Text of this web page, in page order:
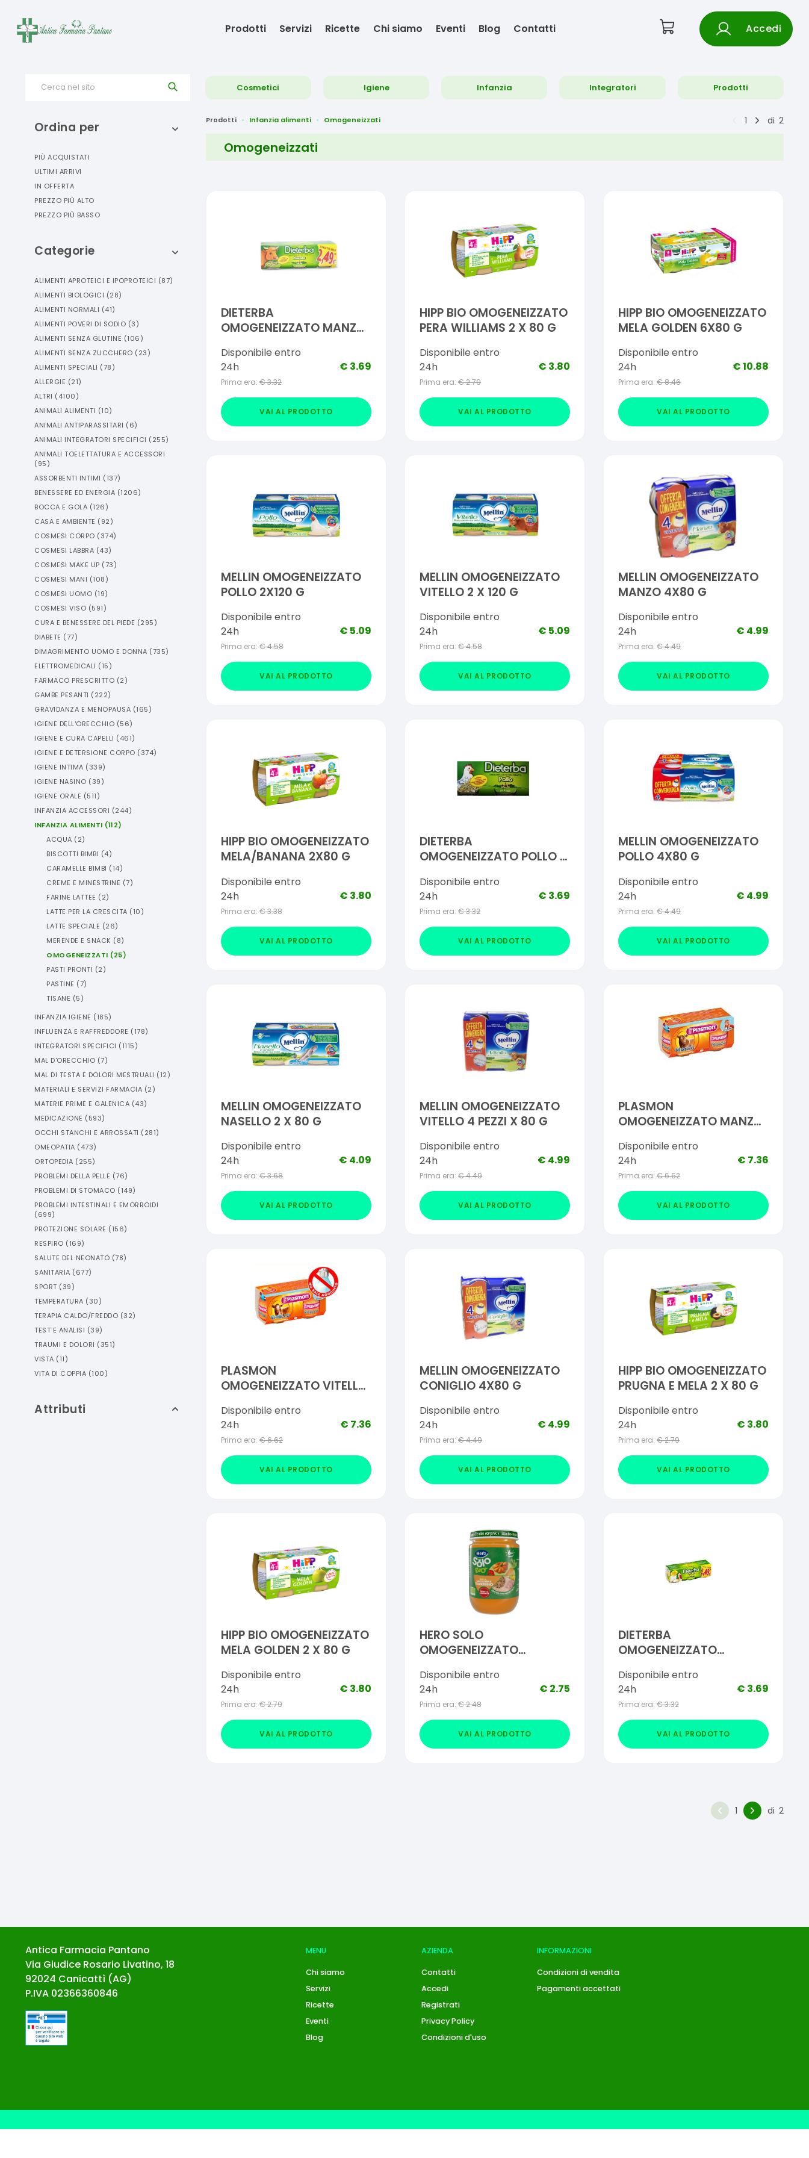
Prodotti Servizi Ricette Chi siamo Eventi Blog Contatti Accedi
Cerca nel sito Cosmetici Igiene Infanzia Integratori Prodotti
Ordina per
PIÙ ACQUISTATI
ULTIMI ARRIVI
IN OFFERTA
PREZZO PIÙ ALTO
PREZZO PIÙ BASSO
Categorie
ALIMENTI APROTEICI E IPOPROTEICI (87)
ALIMENTI BIOLOGICI (28)
ALIMENTI NORMALI (41)
ALIMENTI POVERI DI SODIO (3)
ALIMENTI SENZA GLUTINE (106)
ALIMENTI SENZA ZUCCHERO (23)
ALIMENTI SPECIALI (78)
ALLERGIE (21)
ALTRI (4100)
ANIMALI ALIMENTI (10)
ANIMALI ANTIPARASSITARI (6)
ANIMALI INTEGRATORI SPECIFICI (255)
ANIMALI TOELETTATURA E ACCESSORI
(95)
ASSORBENTI INTIMI (137)
BENESSERE ED ENERGIA (1206)
BOCCA E GOLA (126)
CASA E AMBIENTE (92)
COSMESI CORPO (374)
COSMESI LABBRA (43)
COSMESI MAKE UP (73)
COSMESI MANI (108)
COSMESI UOMO (19)
COSMESI VISO (591)
CURA E BENESSERE DEL PIEDE (295)
DIABETE (77)
DIMAGRIMENTO UOMO E DONNA (735)
ELETTROMEDICALI (15)
FARMACO PRESCRITTO (2)
GAMBE PESANTI (222)
GRAVIDANZA E MENOPAUSA (165)
IGIENE DELL'ORECCHIO (56)
IGIENE E CURA CAPELLI (461)
IGIENE E DETERSIONE CORPO (374)
IGIENE INTIMA (339)
IGIENE NASINO (39)
IGIENE ORALE (511)
INFANZIA ACCESSORI (244)
INFANZIA ALIMENTI (112)
ACQUA (2)
BISCOTTI BIMBI (4)
CARAMELLE BIMBI (14)
CREME E MINESTRINE (7)
FARINE LATTEE (2)
LATTE PER LA CRESCITA (10)
LATTE SPECIALE (26)
MERENDE E SNACK (8)
OMOGENEIZZATI (25)
PASTI PRONTI (2)
PASTINE (7)
TISANE (5)
INFANZIA IGIENE (185)
INFLUENZA E RAFFREDDORE (178)
INTEGRATORI SPECIFICI (1115)
MAL D'ORECCHIO (7)
MAL DI TESTA E DOLORI MESTRUALI (12)
MATERIALI E SERVIZI FARMACIA (2)
MATERIE PRIME E GALENICA (43)
MEDICAZIONE (593)
OCCHI STANCHI E ARROSSATI (281)
OMEOPATIA (473)
ORTOPEDIA (255)
PROBLEMI DELLA PELLE (76)
PROBLEMI DI STOMACO (149)
PROBLEMI INTESTINALI E EMORROIDI
(699)
PROTEZIONE SOLARE (156)
RESPIRO (169)
SALUTE DEL NEONATO (78)
SANITARIA (677)
SPORT (39)
TEMPERATURA (30)
TERAPIA CALDO/FREDDO (32)
TEST E ANALISI (39)
TRAUMI E DOLORI (351)
VISTA (11)
VITA DI COPPIA (100)
Attributi
Prodotti Infanzia alimenti Omogeneizzati 1 di 2
Omogeneizzati
DIETERBA
OMOGENEIZZATO MANZO
Disponibile entro
24h
Prima era: €3.32
€ 3.69
VAI AL PRODOTTO
HIPP BIO OMOGENEIZZATO
PERA WILLIAMS 2 X 80 G
Disponibile entro
24h
Prima era: €2.79
€ 3.80
VAI AL PRODOTTO
HIPP BIO OMOGENEIZZATO
MELA GOLDEN 6X80 G
Disponibile entro
24h
Prima era: €8.46
€10.88
VAI AL PRODOTTO
MELLIN OMOGENEIZZATO
POLLO 2X120 G
Disponibile entro
24h
Prima era: €4.58
€ 5.09
VAI AL PRODOTTO
MELLIN OMOGENEIZZATO
VITELLO 2 X 120 G
Disponibile entro
24h
Prima era: €4.58
€ 5.09
VAI AL PRODOTTO
MELLIN OMOGENEIZZATO
MANZO 4X80 G
Disponibile entro
24h
Prima era: €4.49
€ 4.99
VAI AL PRODOTTO
HIPP BIO OMOGENEIZZATO
MELA/BANANA 2X80 G
Disponibile entro
24h
Prima era: €3.38
€ 3.80
VAI AL PRODOTTO
DIETERBA
OMOGENEIZZATO POLLO 3
Disponibile entro
24h
Prima era: €3.32
€ 3.69
VAI AL PRODOTTO
MELLIN OMOGENEIZZATO
POLLO 4X80 G
Disponibile entro
24h
Prima era: €4.49
€ 4.99
VAI AL PRODOTTO
MELLIN OMOGENEIZZATO
NASELLO 2 X 80 G
Disponibile entro
24h
Prima era: €3.68
€ 4.09
VAI AL PRODOTTO
MELLIN OMOGENEIZZATO
VITELLO 4 PEZZI X 80 G
Disponibile entro
24h
Prima era: €4.49
€ 4.99
VAI AL PRODOTTO
PLASMON
OMOGENEIZZATO MANZO
Disponibile entro
24h
Prima era: €6.62
€ 7.36
VAI AL PRODOTTO
PLASMON
OMOGENEIZZATO VITELLO
Disponibile entro
24h
Prima era: €6.62
€ 7.36
VAI AL PRODOTTO
MELLIN OMOGENEIZZATO
CONIGLIO 4X80 G
Disponibile entro
24h
Prima era: €4.49
€ 4.99
VAI AL PRODOTTO
HIPP BIO OMOGENEIZZATO
PRUGNA E MELA 2 X 80 G
Disponibile entro
24h
Prima era: €2.79
€ 3.80
VAI AL PRODOTTO
HIPP BIO OMOGENEIZZATO
MELA GOLDEN 2 X 80 G
Disponibile entro
24h
Prima era: €2.79
€ 3.80
VAI AL PRODOTTO
HERO SOLO
OMOGENEIZZATO
TACCHINO 100% BIO 190G
Disponibile entro
24h
Prima era: €2.48
€ 2.75
VAI AL PRODOTTO
DIETERBA
OMOGENEIZZATO
Disponibile entro
24h
Prima era: €3.32
€ 3.69
VAI AL PRODOTTO
1 di 2
Antica Farmacia Pantano
Via Giudice Rosario Livatino, 18
92024 Canicattì (AG)
P.IVA 02366360846
MENU
Chi siamo
Servizi
Ricette
Eventi
Blog
AZIENDA
Contatti
Accedi
Registrati
Privacy Policy
Condizioni d'uso
INFORMAZIONI
Condizioni di vendita
Pagamenti accettati